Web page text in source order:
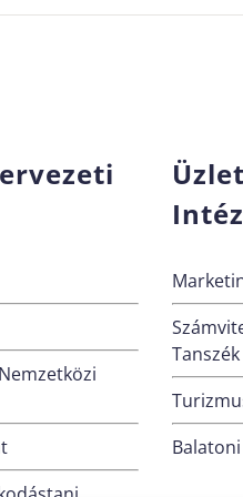
Tanszék